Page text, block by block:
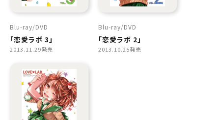
Blu-ray DVD
「恋愛ラボ 3」
2013.11.29発売
Blu-ray DVD
「恋愛ラボ 2」
2013.10.25発売